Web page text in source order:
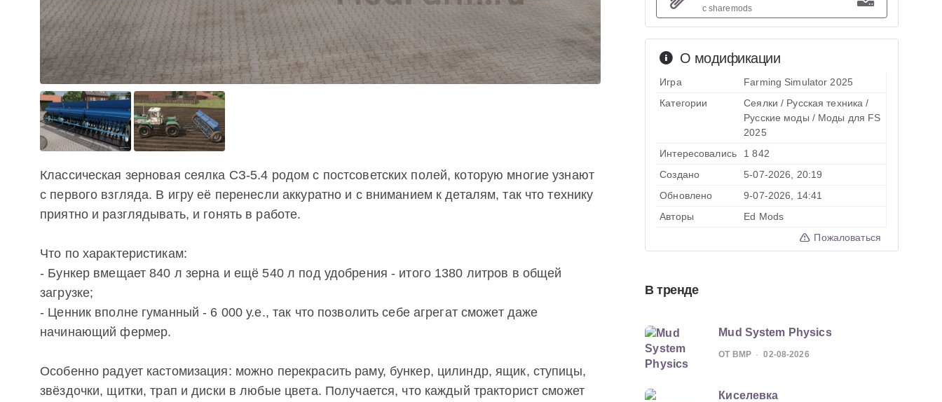
Классическая зерновая сеялка СЗ-5.4 родом с постсоветских полей, которую многие узнают
с первого взгляда. В игру её перенесли аккуратно и с вниманием к деталям, так что технику
приятно и разглядывать, и гонять в работе.
Что по характеристикам:
- Бункер вмещает 840 л зерна и ещё 540 л под удобрения - итого 1380 литров в общей
загрузке;
- Ценник вполне гуманный - 6 000 у.е., так что позволить себе агрегат сможет даже
начинающий фермер.
Особенно радует кастомизация: можно перекрасить раму, бункер, цилиндр, ящик, ступицы,
звёздочки, щитки, трап и диски в любые цвета. Получается, что каждый тракторист сможет
О модификации
Игра
Farming Simulator 2025
Категории
Сеялки / Русская техника /
Русские моды / Моды для FS
2025
Интересовались
1 842
Создано
5-07-2026, 20:19
Обновлено
9-07-2026, 14:41
Авторы
Ed Mods
Пожаловаться
с sharemods
В тренде
Mud System Physics
ОТ BMP 02-08-2026
Киселевка